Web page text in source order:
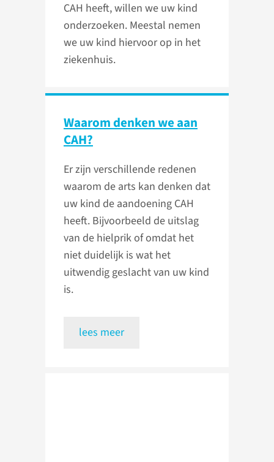
CAH heeft, willen we uw kind
onderzoeken. Meestal nemen
we uw kind hiervoor op in het
ziekenhuis.
Waarom denken we aan
CAH?
Er zijn verschillende redenen
waarom de arts kan denken dat
uw kind de aandoening CAH
heeft. Bijvoorbeeld de uitslag
van de hielprik of omdat het
niet duidelijk is wat het
uitwendig geslacht van uw kind
is.
lees meer